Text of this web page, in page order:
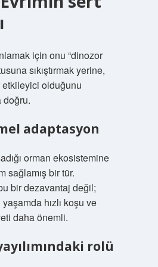
için onu “dinozor
sıkıştırmak yerine,
olduğunu
doğru.
adaptasyon
orman ekosistemine
sağlamış bir tür.
bir dezavantaj değil;
hızlı koşu ve
daha önemli.
rolü